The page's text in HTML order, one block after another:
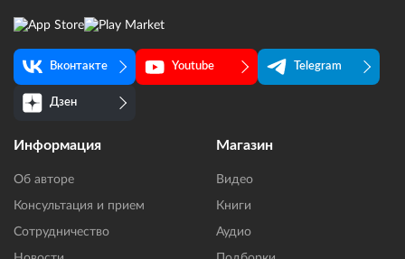
Вконтакте Youtube Telegram
Дзен
Информация
Об авторе
Консультация и прием
Сотрудничество
Магазин
Видео
Книги
Аудио